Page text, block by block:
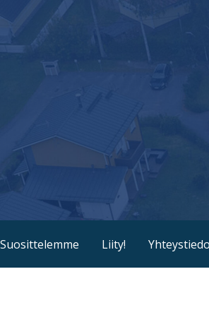
Suosittelemme Liity!